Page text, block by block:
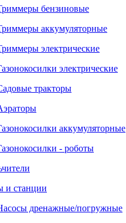
бензиновые
аккумуляторные
электрические
электрические
тракторы
аккумуляторные
- роботы
и станции
дренажные/погружные